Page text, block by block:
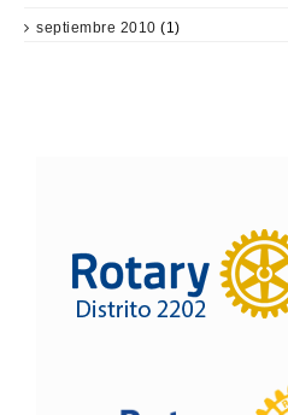
septiembre 2010 (1)